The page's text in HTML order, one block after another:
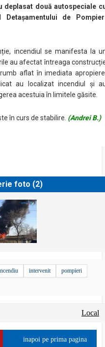
deplasat două autospeciale
de
incendiul se manifesta la
au afectat întreaga
aflat în imediata
au localizat incendiul și
acestuia în limitele găsite.
în curs de stabilire. (Andrei B.)
foto (2)
intervenit
pompieri
Local
inapoi pe prima pagina